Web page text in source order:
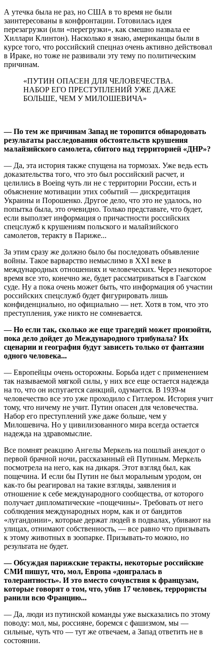
А утечка была не раз, но США в то время не были
заинтересованы в конфронтации. Готовилась идея
перезагрузки (или «перегрузки», как смешно назвала ее
Хиллари Клинтон). Насколько я знаю, американцы были в
курсе того, что российский спецназ очень активно действовал
в Ираке, но тоже не развивали эту тему по политическим
причинам.
«ПУТИН ОПАСЕН ДЛЯ ЧЕЛОВЕЧЕСТВА.
НАБОР ЕГО ПРЕСТУПЛЕНИЙ УЖЕ ДАЖЕ
БОЛЬШЕ, ЧЕМ У МИЛОШЕВИЧА»
— По тем же причинам Запад не торопится обнародовать
результаты расследования обстоятельств крушения
малайзийского самолета, сбитого над территорией «ДНР»?
— Да, эта история также спущена на тормозах. Уже ведь есть
доказательства того, что это был российский расчет, и
целились в Boeing чуть ли не с территории России, есть и
объяснение мотивации этих событий — дискредитация
Украины и Порошенко. Другое дело, что это не удалось, но
попытка была, это очевидно. Только представьте, что будет,
если выползет информация о причастности российских
спецслужб к крушениям польского и малайзийского
самолетов, теракту в Париже...
За этим сразу же должно было бы последовать объявление
войны. Такое варварство немыслимо в XXI веке в
международных отношениях и человеческих. Через некоторое
время все это, конечно же, будет рассматриваться в Гаагском
суде. Ну а пока очень может быть, что информация об участии
российских спецслужб будет фигурировать лишь
конфиденциально, но официально — нет. Хотя в том, что это
преступления, уже никто не сомневается.
— Но если так, сколько же еще трагедий может произойти,
пока дело дойдет до Международного трибунала? Их
сценарии и география будут зависеть только от фантазии
одного человека...
— Европейцы очень осторожны. Борьба идет с применением
так называемой мягкой силы, у них все еще остается надежда
на то, что он испугается санкций, одумается. В 1939-м
человечество все это уже проходило с Гитлером. История учит
тому, что ничему не учит. Путин опасен для человечества.
Набор его преступлений уже даже больше, чем у
Милошевича. Но у цивилизованного мира всегда остается
надежда на здравомыслие.
Все помнят реакцию Ангелы Меркель на пошлый анекдот о
первой брачной ночи, рассказанный ей Путиным. Меркель
посмотрела на него, как на дикаря. Этот взгляд был, как
пощечина. И если бы Путин не был моральным уродом, он
как-то бы реагировал на такие взгляды, заявления и
отношение к себе международного сообщества, от которого
получает дипломатические «пощечины». Требовать от него
соблюдения международных норм, как и от бандитов
«лугандонии», которые держат людей в подвалах, убивают на
улицах, отнимают собственность, — все равно что призывать
к этому животных в зоопарке. Призывать-то можно, но
результата не будет.
— Обсуждая парижские теракты, не­ко­торые российские
СМИ пишут, что, мол, Европа «доигралась в
толерантность». И это вместо сочувствия к французам,
которые говорят о том, что, убив 17 человек, террористы
ранили всю Францию...
— Да, люди из путинской команды уже высказались по этому
поводу: мол, мы, россияне, боремся с фашизмом, мы —
сильные, чуть что — тут же отвечаем, а Запад ответить не в
состоянии.